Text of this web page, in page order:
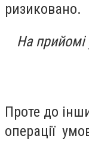
ризиковано.
На прийомі
Проте до
операції